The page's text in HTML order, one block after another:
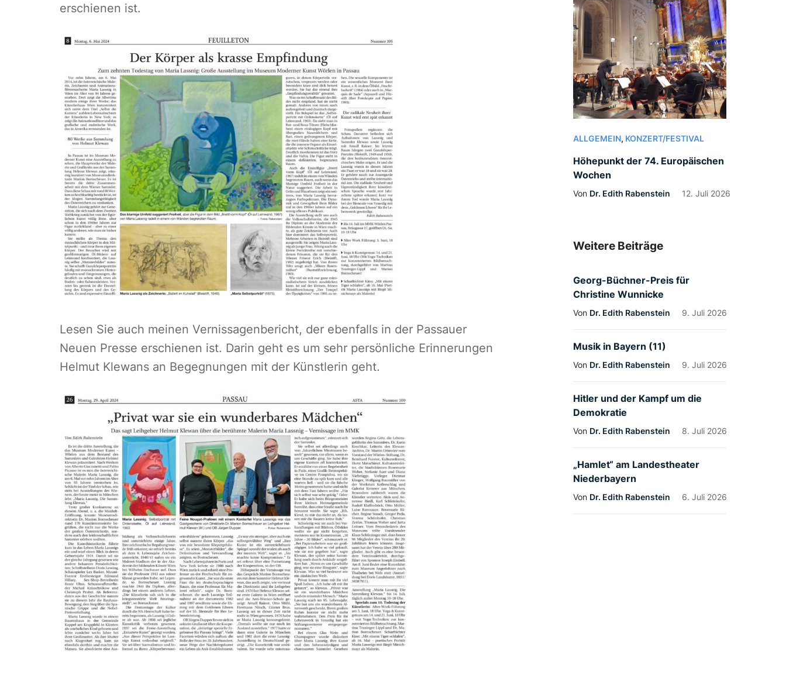
erschienen ist.
Lesen Sie auch meinen Vernissagenbericht, der ebenfalls in der Passauer
Neuen Presse erschienen ist. Darin geht es um sehr persönliche Erinnerungen
Helmut Klewans an Begegnungen mit der Künstlerin geht.
ALLGEMEIN, KONZERT/FESTIVAL
Höhepunkt der 74. Europäischen
Wochen
Von Dr. Edith Rabenstein 12. Juli 2026
Weitere Beiträge
Georg-Büchner-Preis für
Christine Wunnicke
Von Dr. Edith Rabenstein 9. Juli 2026
Musik in Bayern (11)
Von Dr. Edith Rabenstein 9. Juli 2026
Hitler und der Kampf um die
Demokratie
Von Dr. Edith Rabenstein 8. Juli 2026
„Hamlet“ am Landestheater
Niederbayern
Von Dr. Edith Rabenstein 6. Juli 2026